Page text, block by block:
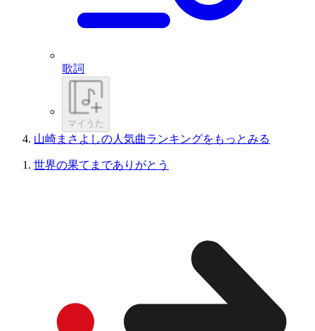
歌詞
マイうた
山崎まさよしの人気曲ランキングをもっとみる
世界の果てまでありがとう